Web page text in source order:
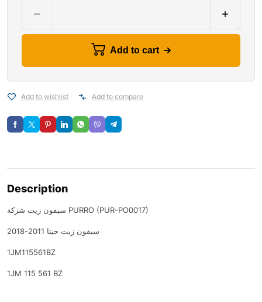
Add to cart
Add to wishlist Add to compare
Description
سيفون زيت شركة PURRO (PUR-PO0017)
سيفون زيت جيتا 2011-2018
1JM115561BZ
1JM 115 561 BZ